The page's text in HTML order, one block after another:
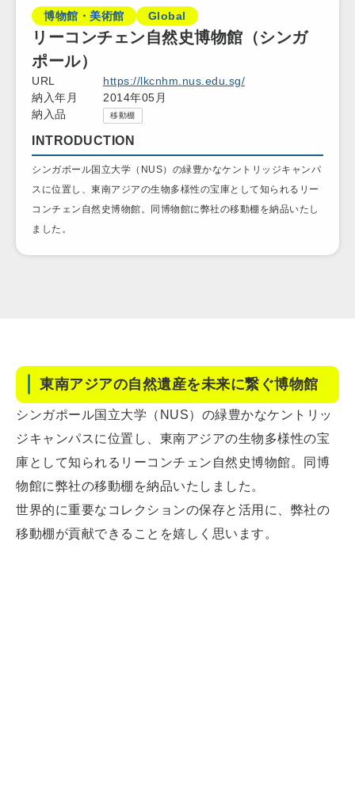
博物館・美術館 Global
リーコンチェン自然史博物館（シンガ
ポール）
URL
https://lkcnhm.nus.edu.sg/
納入年月
2014年05月
納入品
移動棚
INTRODUCTION
シンガポール国立大学（NUS）の緑豊かなケントリッジキャンパ
スに位置し、東南アジアの生物多様性の宝庫として知られるリー
コンチェン自然史博物館。同博物館に弊社の移動棚を納品いたし
ました。
東南アジアの自然遺産を未来に繋ぐ博物館
シンガポール国立大学（NUS）の緑豊かなケントリッ
ジキャンパスに位置し、東南アジアの生物多様性の宝
庫として知られるリーコンチェン自然史博物館。同博
物館に弊社の移動棚を納品いたしました。
世界的に重要なコレクションの保存と活用に、弊社の
移動棚が貢献できることを嬉しく思います。